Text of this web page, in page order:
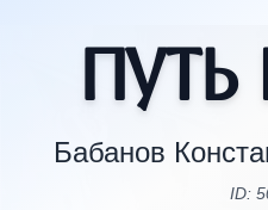
Путь
Бабанов
ID: